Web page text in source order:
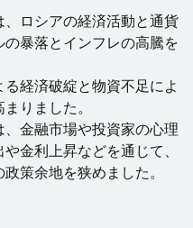
、ロシアの経済活動と通貨
暴落とインフレの高騰を
経済破綻と物資不足によ
りました。
金融市場や投資家の心理
金利上昇などを通じて、
策余地を狭めました。